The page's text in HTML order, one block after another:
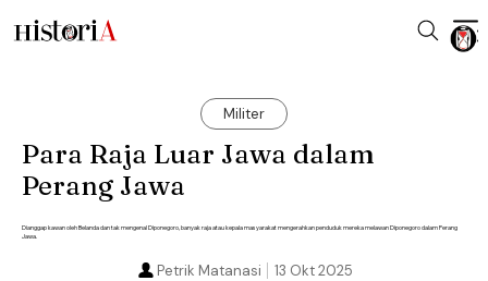
Militer
Para Raja Luar Jawa dalam
Perang Jawa
Dianggap kawan oleh Belanda dan tak mengenal Diponegoro, banyak raja atau kepala masyarakat mengerahkan penduduk mereka melawan Diponegoro dalam Perang
Jawa.
13 Okt 2025
Petrik Matanasi